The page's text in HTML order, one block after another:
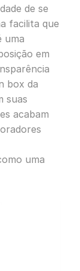
de se
facilita que
uma
em
box da
suas
acabam
uma